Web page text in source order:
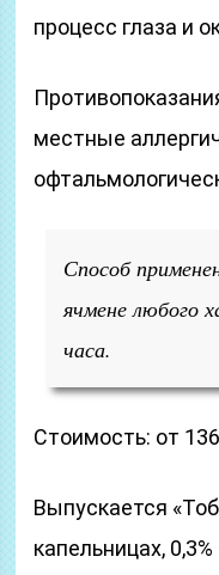
процесс глаза и
местные
Способ
ячмене любого
часа.
Стоимость: от
Выпускается
капельницах,